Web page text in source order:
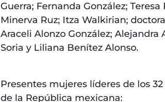
Guerra; Fernanda González; Teresa
Minerva Ruz; Itza Walkirian;
Araceli Alonzo González; Alejandra
Soria y Liliana Benítez Alonso.
Presentes mujeres líderes de los
de la República mexicana: